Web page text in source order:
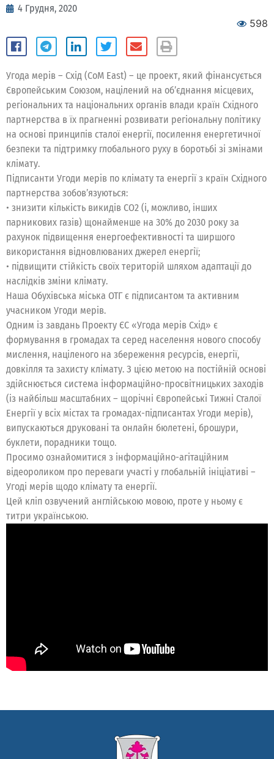
4 Грудня, 2020
598
Угода мерів – Схід (CoM East) – це проект, який фінансується
Європейським Союзом, націлений на об’єднання місцевих,
регіональних та національних органів влади країн Східного
партнерства в їх прагненні розвивати регіональну політику
на основі принципів сталої енергії, посилення енергетичної
безпеки та підтримку глобального руху в боротьбі зі змінами
клімату.
Підписанти Угоди мерів по клімату та енергії з країн Східного
партнерства зобов’язуються:
• знизити кількість викидів CO2 (і, можливо, інших
парникових газів) щонайменше на 30% до 2030 року за
рахунок підвищення енергоефективності та ширшого
використання відновлюваних джерел енергії;
• підвищити стійкість своїх територій шляхом адаптації до
наслідків зміни клімату.
Наша Обухівська міська ОТГ є підписантом та активним
учасником Угоди мерів.
Одним із завдань Проекту ЄС «Угода мерів Схід» є
формування в громадах та серед населення нового способу
мислення, націленого на збереження ресурсів, енергії,
довкілля та захисту клімату. З цією метою на постійній основі
здійснюється система інформаційно-просвітницьких заходів
(із найбільш масштабних – щорічні Європейські Тижні Сталої
Енергії у всіх містах та громадах-підписантах Угоди мерів),
випускаються друковані та онлайн бюлетені, брошури,
буклети, порадники тощо.
Просимо ознайомитися з інформаційно-агітаційним
відеороликом про переваги участі у глобальній ініціативі –
Угоді мерів щодо клімату та енергії.
Цей кліп озвучений англійською мовою, проте у ньому є
титри українською.